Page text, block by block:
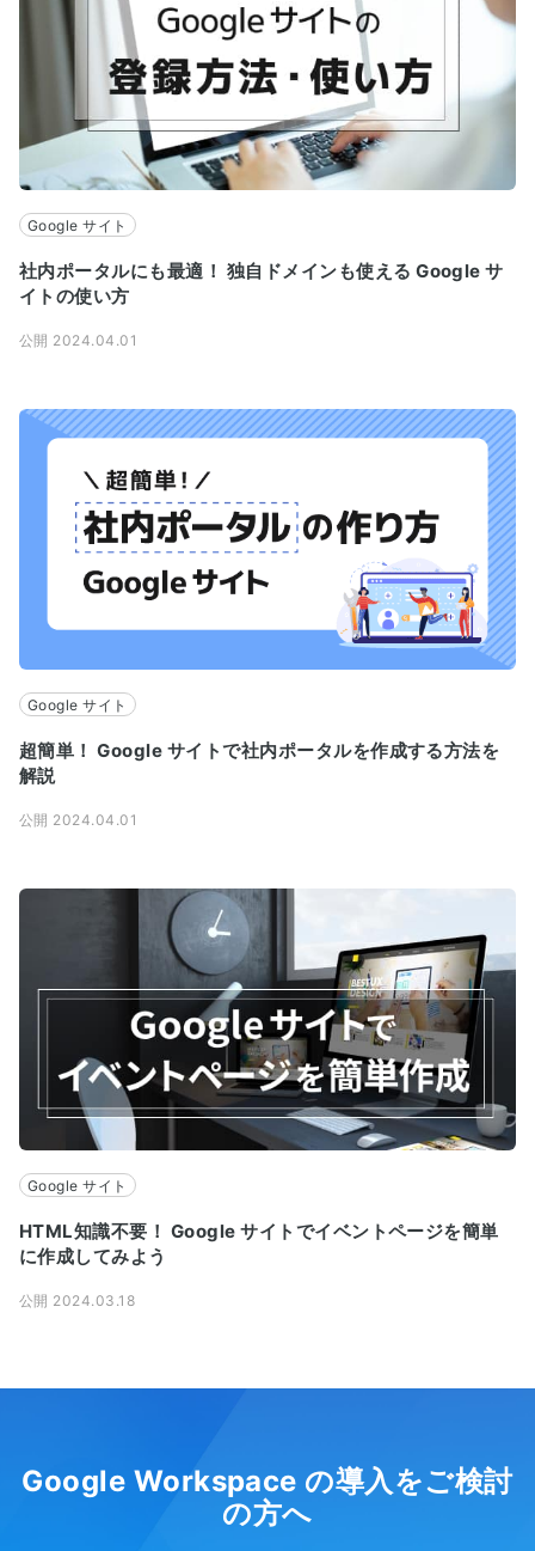
Google サイト
社内ポータルにも最適！ 独自ドメインも使える Google サ
イトの使い方
公開 2024.04.01
Google サイト
超簡単！ Google サイトで社内ポータルを作成する方法を
解説
公開 2024.04.01
Google サイト
HTML知識不要！ Google サイトでイベントページを簡単
に作成してみよう
公開 2024.03.18
Google Workspace の導入をご検討
の方へ